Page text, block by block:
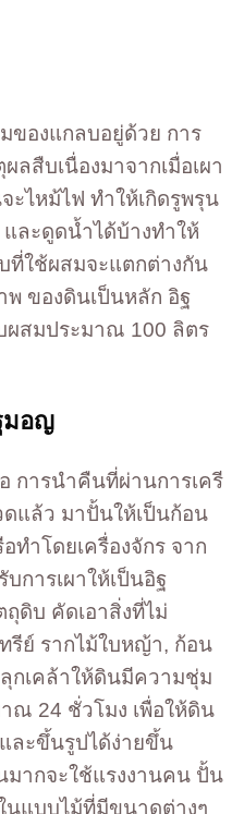
ของแกลบอยู่ด้วย การ
ลสืบเนื่องมาจากเมื่อเผา
ะไหม้ไฟ ทำให้เกิดรูพรุน
ละดูดน้ำได้บ้างทำให้
ที่ใช้ผสมจะแตกต่างกัน
ของดินเป็นหลัก อิฐ
ผสมประมาณ 100 ลิตร
มอญ
การนำคืนที่ผ่านการเครี
แล้ว มาปั้นให้เป็นก้อน
ทำโดยเครื่องจักร จาก
การเผาให้เป็นอิฐ
ดิบ คัดเอาสิ่งที่ไม่
รีย์ รากไม้ใบหญ้า, ก้อน
กเคล้าให้ดินมีความชุ่ม
ณ 24 ชั่วโมง เพื่อให้ดิน
ละขึ้นรูปได้ง่ายขึ้น
มากจะใช้แรงงานคน ปั้น
นแบบไม้ที่มีขนาดต่างๆ